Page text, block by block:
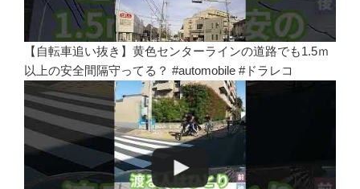
【自転車追い抜き】黄色センターラインの道路でも1.5ｍ
以上の安全間隔守ってる？ #automobile #ドラレコ